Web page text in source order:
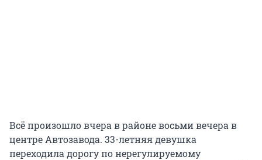
Всё произошло вчера в районе восьми вечера в
центре Автозавода. 33-летняя девушка
переходила дорогу по нерегулируемому